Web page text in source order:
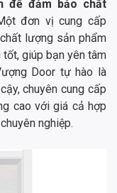
để đảm bảo chất
đơn vị cung cấp
lượng sản phẩm
giúp bạn yên tâm
Door tự hào là
chuyên cung cấp
cao với giá cả hợp
nghiệp.